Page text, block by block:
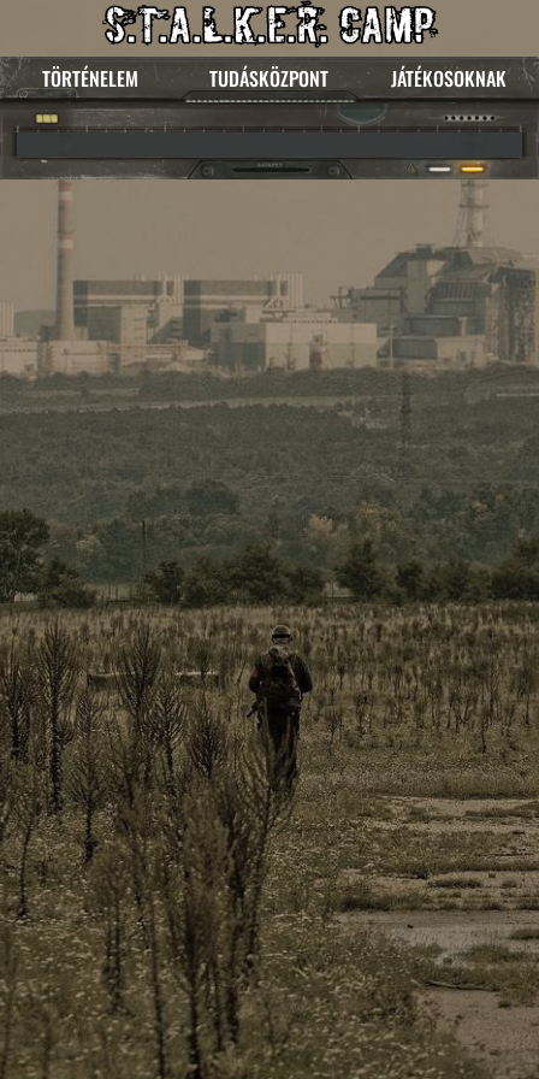
TÖRTÉNELEM TUDÁSKÖZPONT JÁTÉKOSOKNAK